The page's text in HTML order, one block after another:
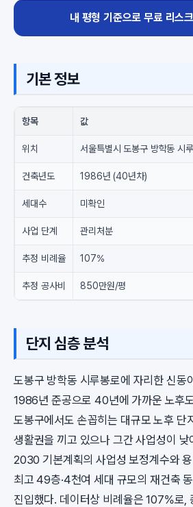
내 평형 기준으로 무료 리스
기본 정보
항목 값
위치 서울특별시 도봉구 방학동 시
건축년도 1986년 (40년차)
세대수 미확인
사업 단계 관리처분
추정 비례율 107%
추정 공사비 850만원/평
단지 심층 분석
도봉구 방학동 시루봉로에 자리한 신동
1986년 준공으로 40년에 가까운 노후
도봉구에서도 손꼽히는 대규모 노후 단
생활권을 끼고 있으나 그간 사업성이
2030 기본계획의 사업성 보정계수와
최고 49층·4천여 세대 규모의 재건축
진입했다. 데이터상 비례율은 107%로,